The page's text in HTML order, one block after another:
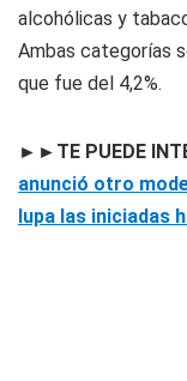
alcohólicas y
Ambas categorías
que fue del 4,2%.
►►TE PUEDE
anunció otro
lupa las iniciadas